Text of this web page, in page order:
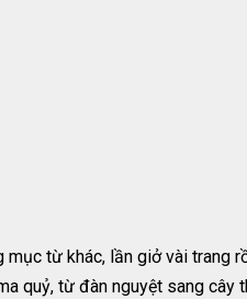
từ khác, lần giở vài trang
quỷ, từ đàn nguyệt sang